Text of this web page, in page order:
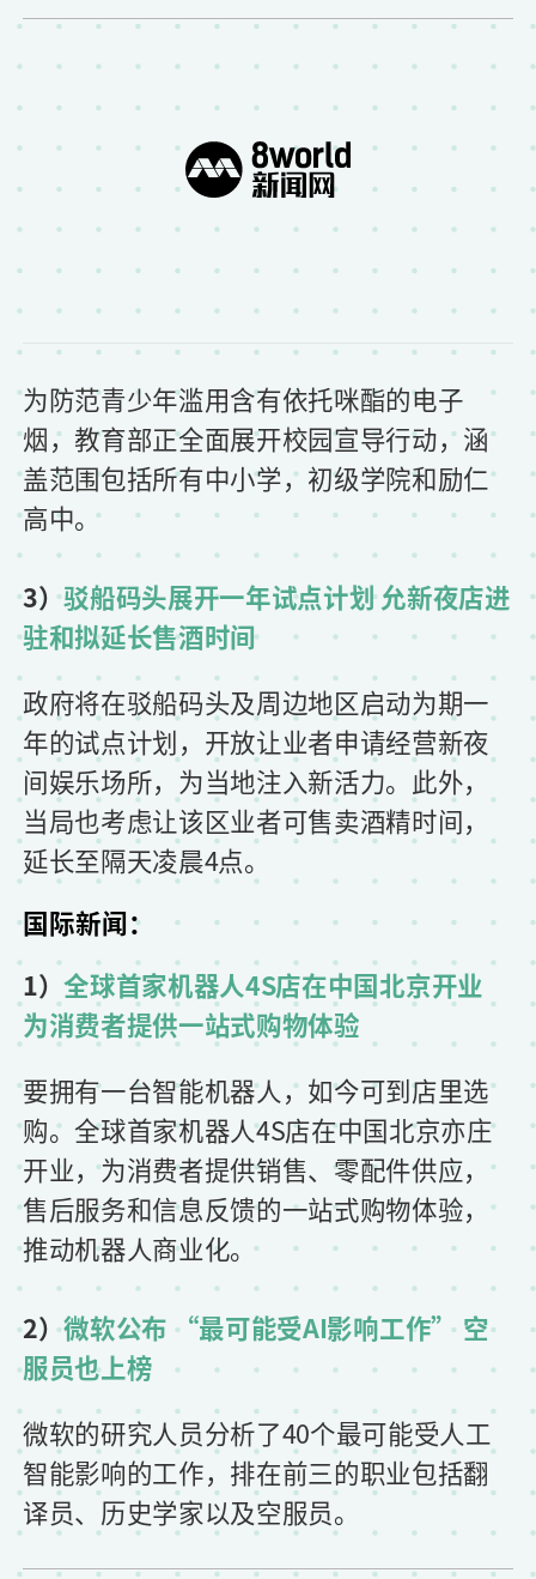
为防范青少年滥用含有依托咪酯的电子
烟，教育部正全面展开校园宣导行动，涵
盖范围包括所有中小学，初级学院和励仁
高中。
3）驳船码头展开一年试点计划 允新夜店进
驻和拟延长售酒时间
政府将在驳船码头及周边地区启动为期一
年的试点计划，开放让业者申请经营新夜
间娱乐场所，为当地注入新活力。此外，
当局也考虑让该区业者可售卖酒精时间，
延长至隔天凌晨4点。
国际新闻：
1）全球首家机器人4S店在中国北京开业
为消费者提供一站式购物体验
要拥有一台智能机器人，如今可到店里选
购。全球首家机器人4S店在中国北京亦庄
开业，为消费者提供销售、零配件供应，
售后服务和信息反馈的一站式购物体验，
推动机器人商业化。
2）微软公布 “最可能受AI影响工作” 空
服员也上榜
微软的研究人员分析了40个最可能受人工
智能影响的工作，排在前三的职业包括翻
译员、历史学家以及空服员。